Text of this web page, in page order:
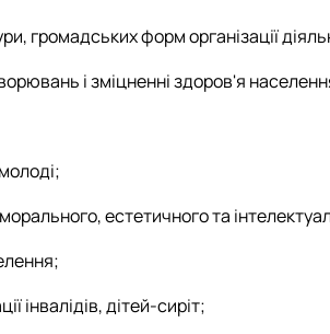
громадських форм організації
і зміцненні здоров'я
естетичного та
інвалідів, дітей-сиріт;